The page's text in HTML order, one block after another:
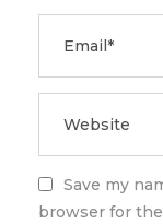
Save my
browser for